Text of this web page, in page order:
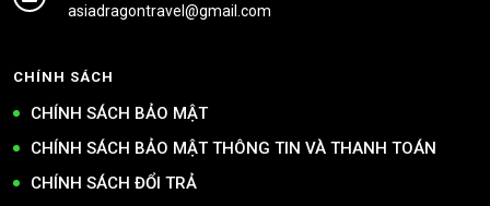
asiadragontravel@gmail.com
CHÍNH SÁCH
CHÍNH SÁCH BẢO MẬT
CHÍNH SÁCH BẢO MẬT THÔNG TIN VÀ THANH TOÁN
CHÍNH SÁCH ĐỔI TRẢ